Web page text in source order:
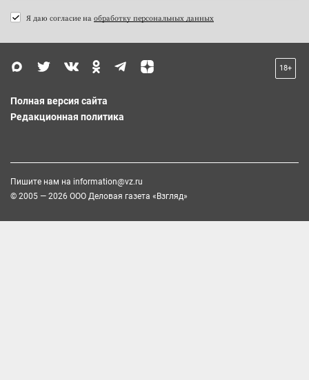
Я даю согласие на обработку персональных данных
18+
Полная версия сайта
Редакционная политика
Пишите нам на information@vz.ru
© 2005 — 2026 ООО Деловая газета «Взгляд»